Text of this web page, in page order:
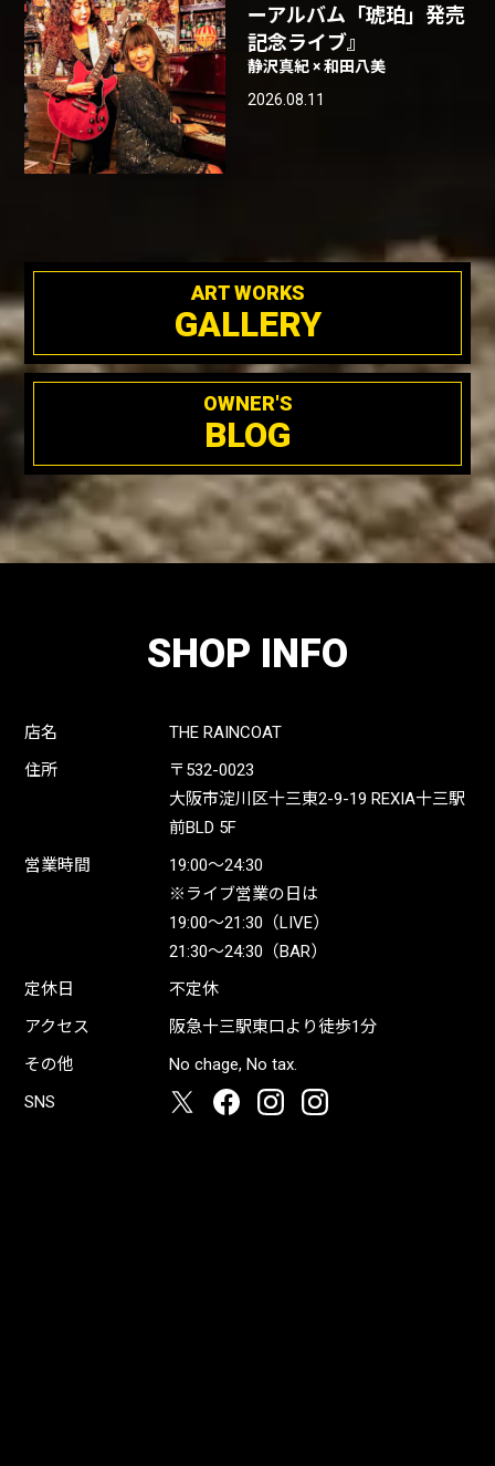
ーアルバム「琥珀」発売
記念ライブ』
静沢真紀 × 和田八美
2026.08.11
ART WORKS
GALLERY
OWNER'S
BLOG
SHOP INFO
店名
THE RAINCOAT
住所
〒532-0023
大阪市淀川区十三東2-9-19 REXIA十三駅
前BLD 5F
営業時間
19:00〜24:30
※ライブ営業の日は
19:00〜21:30（LIVE）
21:30〜24:30（BAR）
定休日
不定休
アクセス
阪急十三駅東口より徒歩1分
その他
No chage, No tax.
SNS